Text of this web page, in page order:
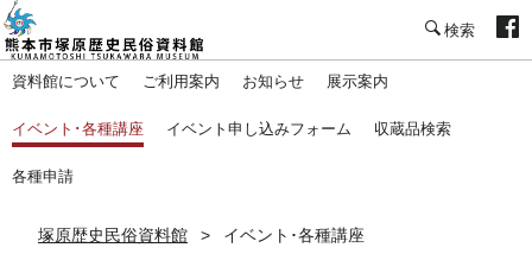
資料館について ご利用案内 お知らせ 展示案内
イベント･各種講座 イベント申し込みフォーム 収蔵品検索
各種申請
塚原歴史民俗資料館 イベント･各種講座